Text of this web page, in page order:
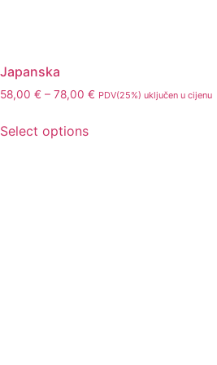
Japanska
58,00 € – 78,00 € PDV(25%) uključen u cijenu
Select options